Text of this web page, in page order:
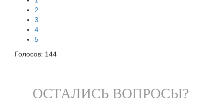
2
3
4
5
Голосов: 144
ОСТАЛИСЬ ВОПРОСЫ?